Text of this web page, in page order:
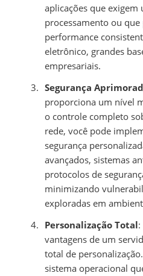
aplicações que
processamento ou
performance
eletrônico, grandes
empresariais.
Segurança
proporciona um nível
o controle completo
rede, você pode
segurança
avançados, sistemas
protocolos de
minimizando
exploradas em
Personalização Total
vantagens de um
total de
sistema operacional